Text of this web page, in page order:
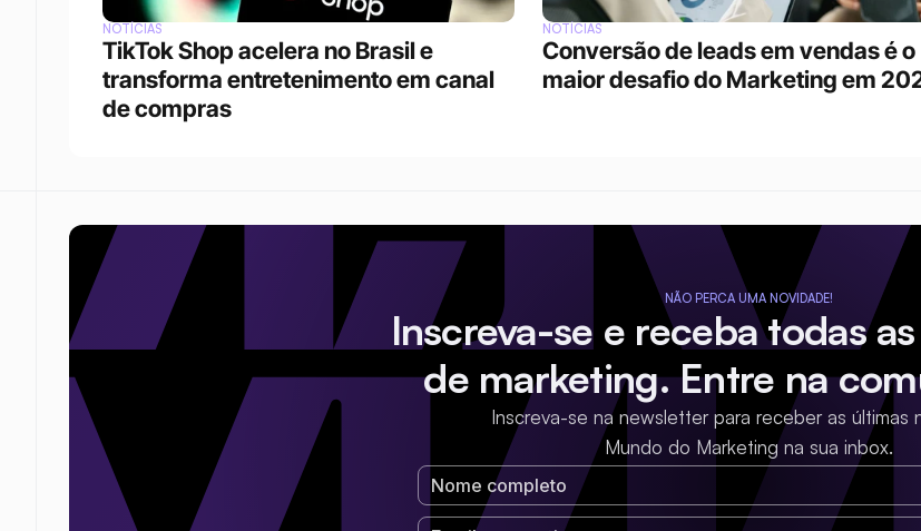
NOTÍCIAS
TikTok Shop acelera no Brasil e
transforma entretenimento em canal
de compras
NOTÍCIAS
Conversão de leads em vendas é o
maior desafio do Marketing em
NÃO PERCA UMA NOVIDADE!
Inscreva-se e receba todas
de marketing. Entre na
Inscreva-se na newsletter para receber as últimas
Mundo do Marketing na sua inbox.